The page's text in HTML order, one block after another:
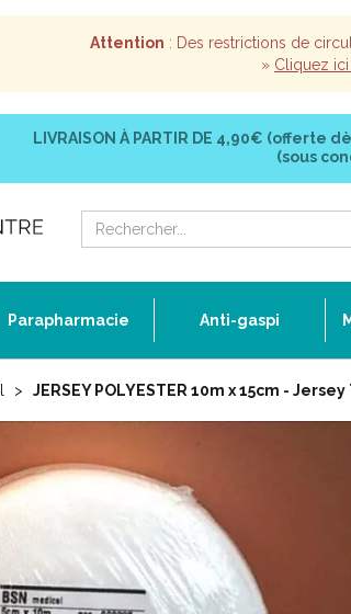
Attention : Des restrictions de
» Cliquez
LIVRAISON À PARTIR DE 4,90€ (offerte
(sous
Parapharmacie Anti-gaspi
JERSEY POLYESTER 10m x 15cm -